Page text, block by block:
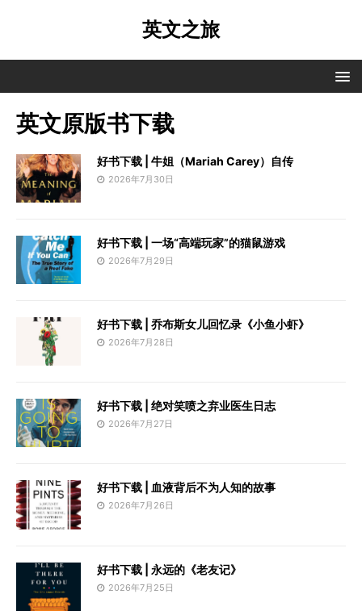
英文之旅
英文原版书下载
好书下载 | 牛姐（Mariah Carey）自传
2026年7月30日
好书下载 | 一场“高端玩家”的猫鼠游戏
2026年7月29日
好书下载 | 乔布斯女儿回忆录《小鱼小虾》
2026年7月28日
好书下载 | 绝对笑喷之弃业医生日志
2026年7月27日
好书下载 | 血液背后不为人知的故事
2026年7月26日
好书下载 | 永远的《老友记》
2026年7月25日